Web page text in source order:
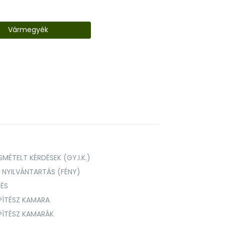
Vármegyék
KÉRDÉSEK (GY.I.K.)
NYILVÁNTARTÁS (FÉNY)
KAMARA
KAMARÁK